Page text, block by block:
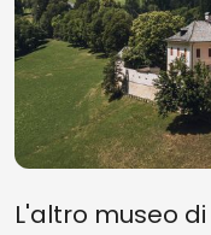
L'altro museo di